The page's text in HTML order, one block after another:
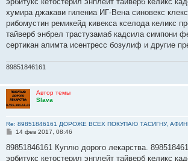
щ
е
и
е
хумира джакави гилениа ИГ-Вена синовекс
рибомустин ремикейд кивекса кселода келикс
тайверб энбрел трастузамаб кадсила симпони
сертикан алимта исентресс бозулиф и другие
89851846161
Автор темы
Slava
Re: 89851846161 ДОРОЖЕ ВСЕХ ПОКУПАЮ ТАСИГНУ,
С
о
14 фев 2017, 08:46
89851846161 Куплю дорого лекарства.
эрбитукс кетостерил энплейт тайверб келикс